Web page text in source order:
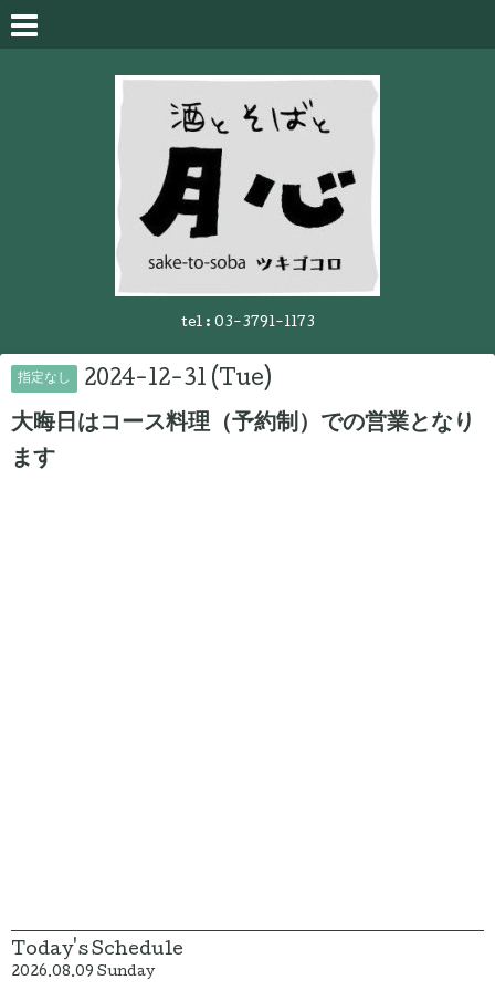
tel : 03-3791-1173
指定なし 2024-12-31 (Tue)
大晦日はコース料理（予約制）での営業となり
ます
Today's Schedule
2026.08.09 Sunday